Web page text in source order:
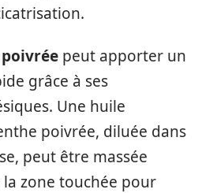
peut apporter un
grâce à ses
Une huile
poivrée, diluée dans
peut être massée
zone touchée pour